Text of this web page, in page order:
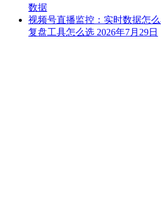
数据
视频号直播监控：实时数据怎
复盘工具怎么选 2026年7月29日